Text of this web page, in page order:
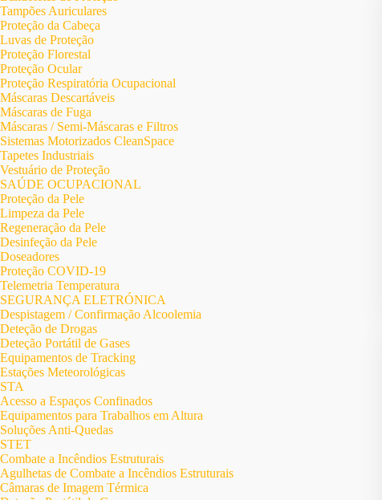
Tampões Auriculares
Proteção da Cabeça
Luvas de Proteção
Proteção Florestal
Proteção Ocular
Proteção Respiratória Ocupacional
Máscaras Descartáveis
Máscaras de Fuga
Máscaras / Semi-Máscaras e Filtros
Sistemas Motorizados CleanSpace
Tapetes Industriais
Vestuário de Proteção
SAÚDE OCUPACIONAL
Proteção da Pele
Limpeza da Pele
Regeneração da Pele
Desinfeção da Pele
Doseadores
Proteção COVID-19
Telemetria Temperatura
SEGURANÇA ELETRÓNICA
Despistagem / Confirmação Alcoolemia
Deteção de Drogas
Deteção Portátil de Gases
Equipamentos de Tracking
Estações Meteorológicas
STA
Acesso a Espaços Confinados
Equipamentos para Trabalhos em Altura
Soluções Anti-Quedas
STET
Combate a Incêndios Estruturais
Agulhetas de Combate a Incêndios Estruturais
Câmaras de Imagem Térmica